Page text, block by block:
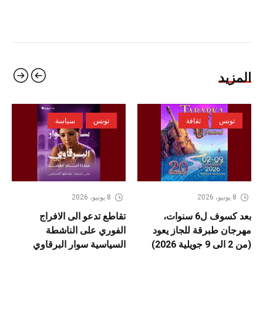
المزيد
تونس ثقافة
8 يونيو، 2026
بعد كسوف ل6 سنوات،
مهرجان طبرقة للجاز يعود
(من 2 الى 9 جويلية 2026)
تونس سياسة
8 يونيو، 2026
تقاطع تدعو الى الافراج
الفوري على الناشطة
السياسية سوار البرقاوي